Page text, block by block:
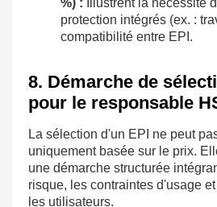
%) : Illustrent la nécessité
protection intégrés (ex. :
compatibilité entre EPI.
8. Démarche de
pour le responsable
La sélection d'un EPI ne peut
uniquement basée sur le prix.
une démarche structurée
risque, les contraintes d'usage
les utilisateurs.